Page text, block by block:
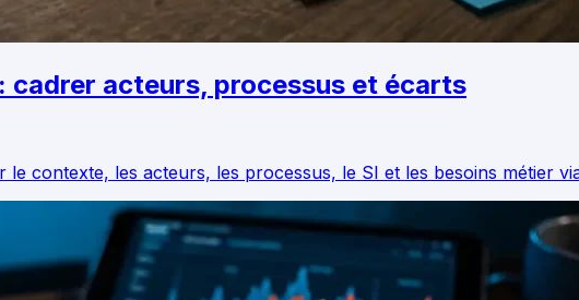
cadrer acteurs, processus et écarts
le contexte, les acteurs, les processus, le SI et les besoins métier